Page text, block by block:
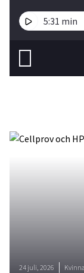
5:31 min
24 juli, 2026